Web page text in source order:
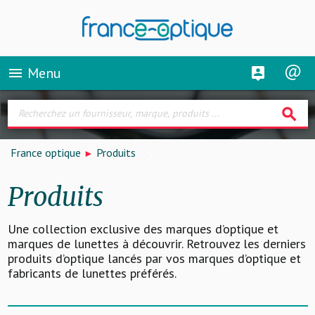
menu Menu
search
France optique Produits
Produits
Une collection exclusive des marques d’optique et
marques de lunettes à découvrir. Retrouvez les derniers
produits d’optique lancés par vos marques d’optique et
fabricants de lunettes préférés.